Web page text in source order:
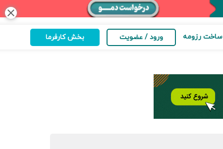
close
ساخت رزومه ورود / عضویت بخش کارفرما